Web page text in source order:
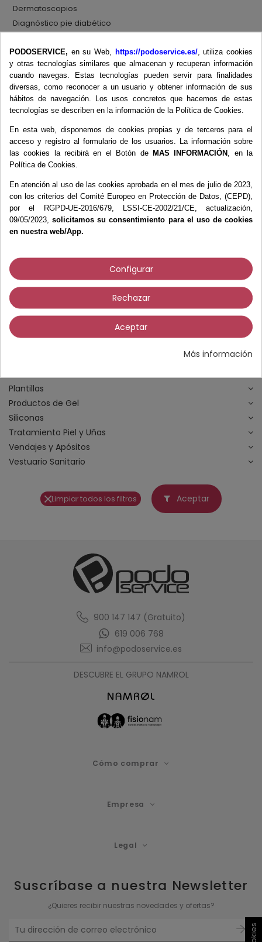
Dermatoscopios
Diagnóstico pie diabético
Dinamómetros
Dopplers
Ecógrafos
Esfigmomanómetros
Fonendoscopios
Goniómetros
Inclinómetros
Martillos de reflejos
Medidores
Negatoscopios
Pedígrafos
Plicómetros
Plomadas
Termómetros
Fieltros y Moleskines
Fisioterapia
Fresas
Higiene y Desinfección
Instrumental
Micromotores
Plantillas
Productos de Gel
Siliconas
Tratamiento Piel y Uñas
Vendajes y Apósitos
Vestuario Sanitario
Limpiar todos los filtros Aceptar
900 147 147 (Gratuito)
619 006 768
info@podoservice.es
DESCUBRE EL GRUPO NAMROL
Cómo comprar
Empresa
Legal
Suscríbase a nuestra Newsletter
¿Quieres recibir nuestras novedades y ofertas?
PODOSERVICE, en su Web, https://podoservice.es/, utiliza cookies
y otras tecnologías similares que almacenan y recuperan información
cuando navegas. Estas tecnologías pueden servir para finalidades
diversas, como reconocer a un usuario y obtener información de sus
hábitos de navegación. Los usos concretos que hacemos de estas
tecnologías se describen en la información de la Política de Cookies.
En esta web, disponemos de cookies propias y de terceros para el
acceso y registro al formulario de los usuarios. La información sobre
las cookies la recibirá en el Botón de MAS INFORMACIÓN
, en la
Política de Cookies.
En atención al uso de las cookies aprobada en el mes de julio de 2023,
con los criterios del Comité Europeo en Protección de Datos, (CEPD),
por el RGPD-UE-2016/679, LSSI-CE-2002/21/CE, actualización,
09/05/2023,solicitamos su consentimiento para el uso de cookies
en nuestra web/App.
Configurar
Rechazar
Aceptar
Más información